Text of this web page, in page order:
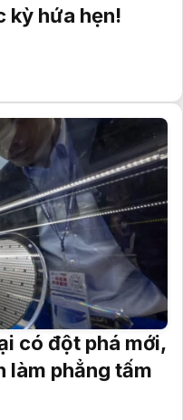
kỳ hứa hẹn!
có đột phá mới,
làm phẳng tấm